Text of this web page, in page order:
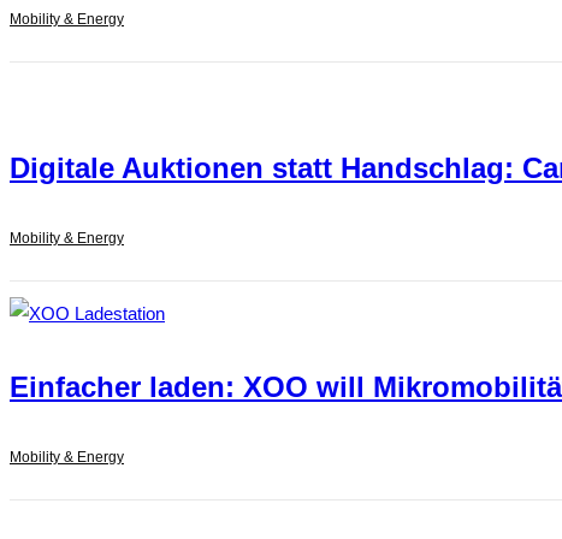
Mobility & Energy
Digitale Auktionen statt Handschlag:
Mobility & Energy
Einfacher laden: XOO will
Mobility & Energy